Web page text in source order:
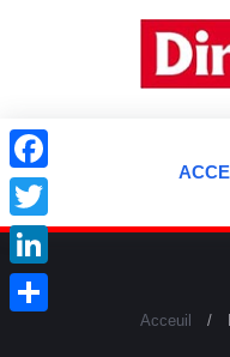
Acceuil
Facebook
Twitter
LinkedIn